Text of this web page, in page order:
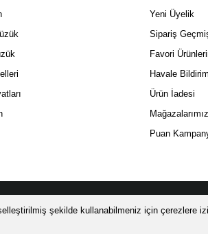
şekilde kullanabilmeniz için çerezlere
Yeni Üyelik
Sipariş
Favori
Havale
Ürün İadesi
Mağazalarımız
Puan